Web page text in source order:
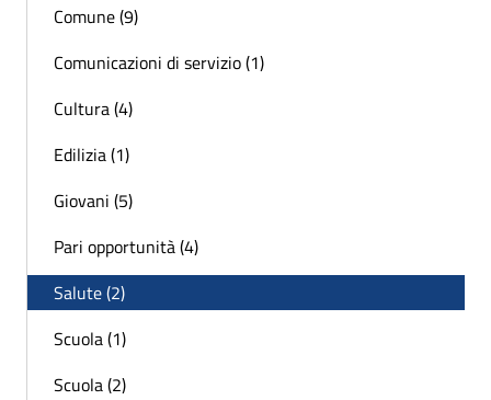
Comune (9)
Comunicazioni di servizio (1)
Cultura (4)
Edilizia (1)
Giovani (5)
Pari opportunità (4)
Salute (2)
Scuola (1)
Scuola (2)